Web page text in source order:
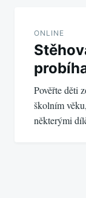
ONLINE
Pověřte děti
školním
některými